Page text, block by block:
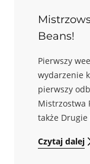
Beans!
Pierwszy
wydarzenie
pierwszy
Mistrzostwa
także
Czytaj dalej